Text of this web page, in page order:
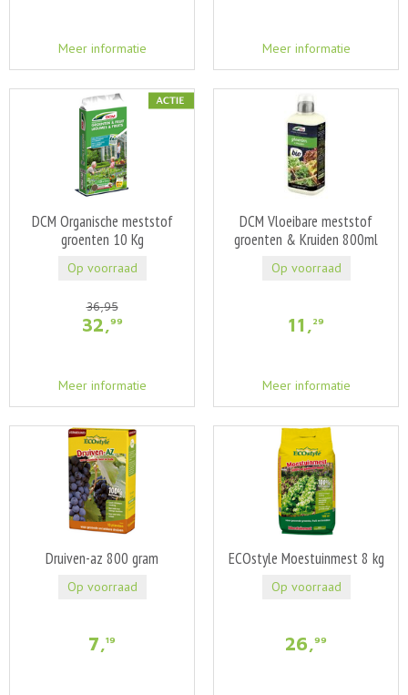
Meer informatie Meer informatie
DCM Organische meststof
groenten 10 Kg
36,95
32,99
Meer informatie
Op voorraad
DCM Vloeibare meststof
groenten & Kruiden 800ml
11 ,29
Meer informatie
Op voorraad
Druiven-az 800 gram
7,19
Op voorraad
ECOstyle Moestuinmest 8 kg
26,99
Op voorraad